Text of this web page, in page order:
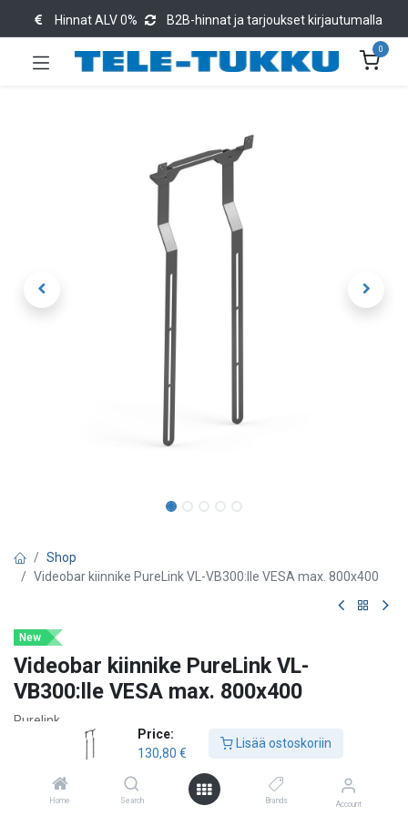
Price:
130,80 €
Lisää ostoskoriin
Home Search Brands Account
Hinnat ALV 0% B2B-hinnat ja tarjoukset kirjautumalla
0
Shop
Videobar kiinnike PureLink VL-VB300:lle VESA max. 800x400
New
Videobar kiinnike PureLink VL-
VB300:lle VESA max. 800x400
Purelink
Vuelogic VESA-kiinnike PureLink VL-VB300 -videobaarille
Taittuvilla varsilla, näytön ylä- tai alareunaan asennettavaksi